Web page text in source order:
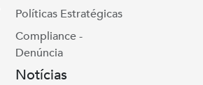
Políticas Estratégicas
Compliance -
Denúncia
Notícias